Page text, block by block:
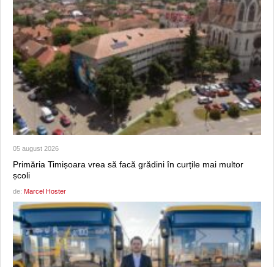
05 august 2026
Primăria Timișoara vrea să facă grădini în curțile mai multor
școli
de: Marcel Hoster